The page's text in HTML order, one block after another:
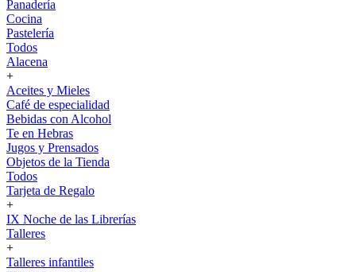
Panadería
Cocina
Pastelería
Todos
Alacena
+
Aceites y Mieles
Café de especialidad
Bebidas con Alcohol
Te en Hebras
Jugos y Prensados
Objetos de la Tienda
Todos
Tarjeta de Regalo
+
IX Noche de las Librerías
Talleres
+
Talleres infantiles